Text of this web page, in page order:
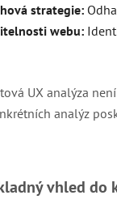
strategie:
webu:
UX analýza
analýz
vhled do